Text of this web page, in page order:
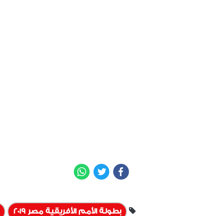
Facebook
Twitter
بطولة الأمم الأفريقية مصر 2019